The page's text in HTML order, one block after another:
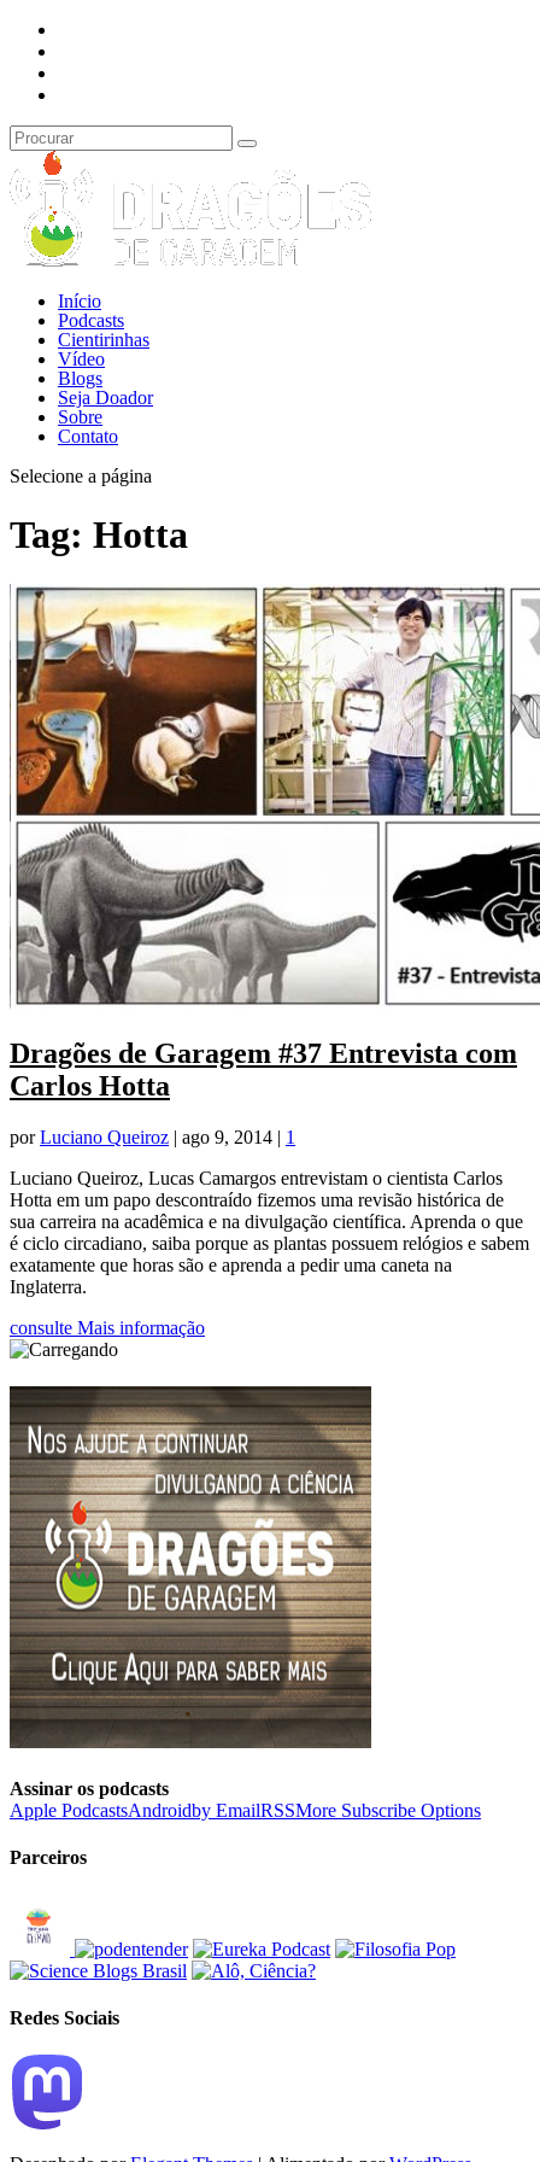
Início
Podcasts
Cientirinhas
Vídeo
Blogs
Seja Doador
Sobre
Contato
Selecione a página
Tag: Hotta
Dragões de Garagem #37 Entrevista com
Carlos Hotta
porLuciano Queiroz | ago 9, 2014 | 1
Luciano Queiroz, Lucas Camargos entrevistam o cientista Carlos
Hotta em um papo descontraído fizemos uma revisão histórica de
sua carreira na acadêmica e na divulgação científica. Aprenda o que
é ciclo circadiano, saiba porque as plantas possuem relógios e sabem
exatamente que horas são e aprenda a pedir uma caneta na
Inglaterra.
consulte Mais informação
Assinar os podcasts
Apple PodcastsAndroidby EmailRSSMore Subscribe Options
Parceiros
Redes Sociais